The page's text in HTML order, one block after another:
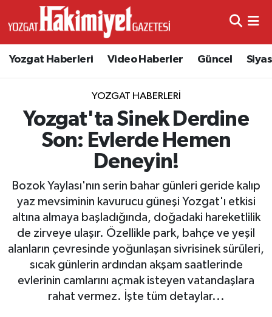
Yozgat Haberleri Video Haberler Güncel
YOZGAT HABERLERI
Yozgat'ta Sinek Derdine
Son: Evlerde Hemen
Deneyin!
Bozok Yaylası'nın serin bahar günleri geride kalıp
yaz mevsiminin kavurucu güneşi Yozgat'ı etkisi
altına almaya başladığında, doğadaki hareketlilik
de zirveye ulaşır. Özellikle park, bahçe ve yeşil
alanların çevresinde yoğunlaşan sivrisinek sürüleri,
sıcak günlerin ardından akşam saatlerinde
evlerinin camlarını açmak isteyen vatandaşlara
rahat vermez. İşte tüm detaylar...